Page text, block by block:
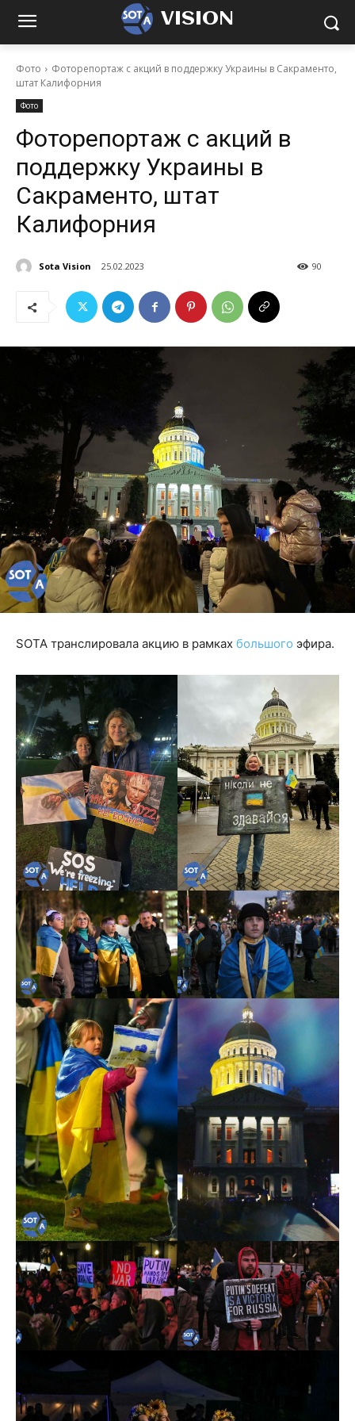
VISION
Фото
Фоторепортаж с акций в поддержку Украины в Сакраменто,
штат Калифорния
Фото
Фоторепортаж с акций в
поддержку Украины в
Сакраменто, штат
Калифорния
Sota Vision 25.02.2023 90
SOTA транслировала акцию в рамках большого эфира.